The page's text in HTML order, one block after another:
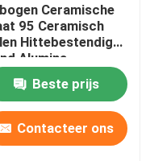
Ceramische
95 Ceramisch
Hittebestendig
Alumina
Beste prijs
Contacteer ons